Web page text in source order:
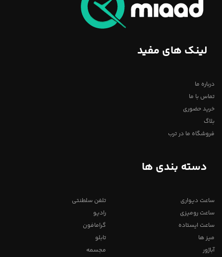
لینک های مفید
درباره ما
تماس با ما
خرید حضوری
بلاگ
فروشگاه ما در ترب
دسته بندی ها
ساعت دیواری
ساعت رومیزی
ساعت ایستاده
میز ها
آباژور
تلفن سلطنتی
رادیو
گرامافون
تابلو
مجسمه